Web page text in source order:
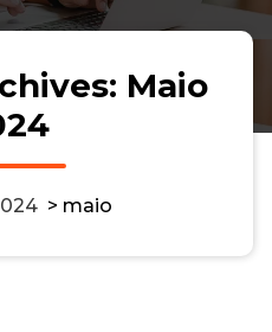
Maio
> maio